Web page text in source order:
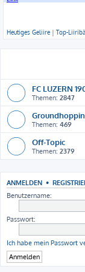
Heutiges Geliire | Top-
FC LUZERN
Themen: 2847
Themen: 469
Off-Topic
Themen: 2379
ANMELDEN •
Benutzername:
Passwort:
Ich habe mein Passwort